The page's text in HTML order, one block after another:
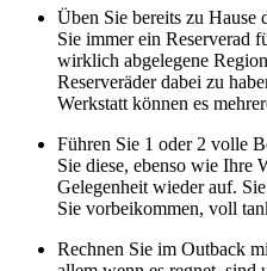
Üben Sie bereits zu Hause
Sie immer ein Reserverad
wirklich abgelegene
Reserveräder dabei zu
Werkstatt können es
Führen Sie 1 oder 2 volle
Sie diese, ebenso wie Ihre
Gelegenheit wieder auf.
Sie vorbeikommen, voll
Rechnen Sie im Outback